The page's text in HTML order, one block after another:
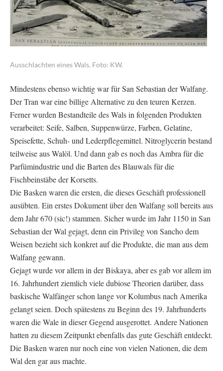
Ausschlachten eines Wals. Foto: KW.
Mindestens ebenso wichtig war für San Sebastian der Walfang.
Der Tran war eine billige Alternative zu den teuren Kerzen.
Ferner wurden Bestandteile des Wals in folgenden Produkten
verarbeitet: Seife, Salben, Suppenwürze, Farben, Gelatine,
Speisefette, Schuh- und Lederpflegemittel. Nitroglycerin bestand
teilweise aus Walöl. Und dann gab es noch das Ambra für die
Parfümindustrie und die Barten des Blauwals für die
Fischbeinstäbe der Korsetts.
Die Basken waren die ersten, die dieses Geschäft professionell
ausübten. Ein erstes Dokument über den Walfang soll bereits aus
dem Jahr 670 (sic!) stammen. Sicher wurde im Jahr 1150 in San
Sebastian der Wal gejagt, denn ein Privileg von Sancho dem
Weisen bezieht sich konkret auf die Produkte, die man aus dem
Walfang gewann.
Gejagt wurde vor allem in der Biskaya, aber es gab vor allem im
16. Jahrhundert ziemlich viele dubiose Theorien darüber, dass
baskische Walfänger schon lange vor Kolumbus nach Amerika
gelangt seien. Doch spätestens zu Beginn des 19. Jahrhunderts
waren die Wale in dieser Gegend ausgerottet. Andere Nationen
hatten zu diesem Zeitpunkt ebenfalls das gute Geschäft entdeckt.
Die Basken waren nur noch eine von vielen Nationen, die dem
Wal den gar aus machte.